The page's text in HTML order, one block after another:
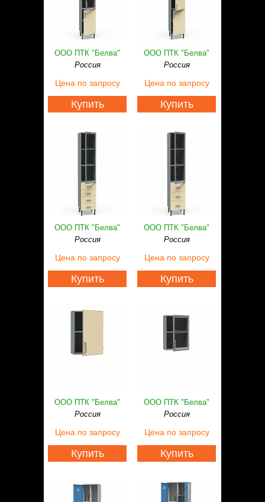
ООО ПТК "Белва"
Россия
Цена по запросу
Купить
ООО ПТК "Белва"
Россия
Цена по запросу
Купить
ООО ПТК "Белва"
Россия
Цена по запросу
Купить
ООО ПТК "Белва"
Россия
Цена по запросу
Купить
ООО ПТК "Белва"
Россия
Цена по запросу
Купить
ООО ПТК "Белва"
Россия
Цена по запросу
Купить